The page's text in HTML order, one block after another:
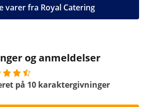
varer fra Royal Catering
og anmeldelser
på 10 karaktergivninger